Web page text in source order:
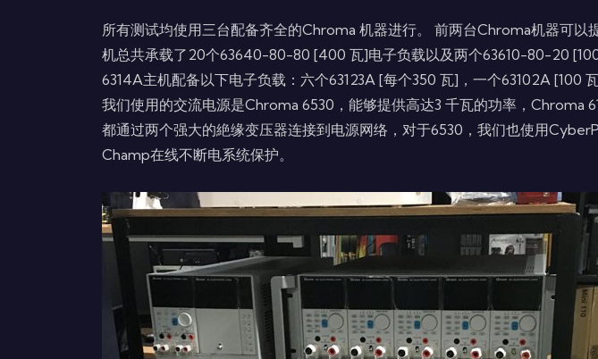
所有测试均使用三台配备齐全的Chroma 机器进行。 前两台Chroma机器可
机总共承载了20个63640-80-80 [400 瓦]电子负载以及两个63610-80-20
6314A主机配备以下电子负载：六个63123A [每个350 瓦]，一个63102A [100
我们使用的交流电源是Chroma 6530，能够提供高达3 千瓦的功率，
都通过两个强大的絶缘变压器连接到电源网络，对于6530，我们也使用
Champ在线不断电系统保护。